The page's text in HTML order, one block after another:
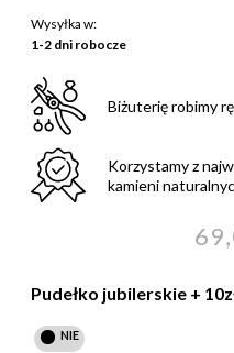
Wysyłka w:
1-2 dni robocze
Biżuterię robimy
Korzystamy z
kamieni
Pudełko jubilerskie +